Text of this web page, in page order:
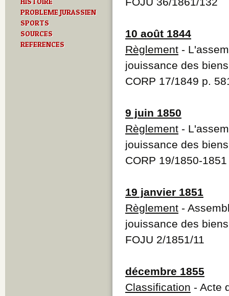
PROBLEME JURASSIEN
SPORTS
SOURCES
REFERENCES
10 août 1844
Règlement -
jouissance des
CORP 17/1849 p.
9 juin 1850
Règlement -
jouissance des
CORP 19/1850-
19 janvier 1851
Règlement -
jouissance des
FOJU 2/1851/11
décembre 1855
Classification - Acte